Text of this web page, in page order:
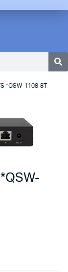
*QSW-1108-8T